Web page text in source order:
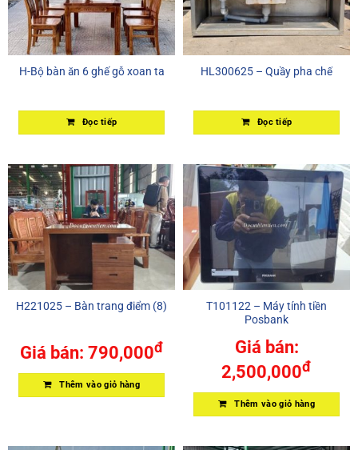
H-Bộ bàn ăn 6 ghế gỗ xoan ta
Đọc tiếp
HL300625 – Quầy pha chế
Đọc tiếp
H221025 – Bàn trang điểm (8)
Giá bán: 790,000đ
Thêm vào giỏ hàng
T101122 – Máy tính tiền
Posbank
Giá bán:
2,500,000đ
Thêm vào giỏ hàng